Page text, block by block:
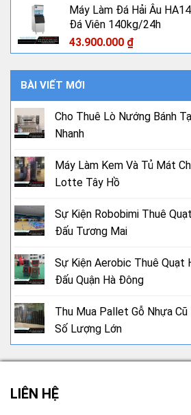
là:
14.500.000
Máy Làm Đá Hải Âu
Đá Viên 140kg/24h
43.900.000 ₫
BÀI VIẾT MỚI
Cho Thuê Lò Nướng Bánh
Nhanh
Máy Làm Kem Và Tủ Mát
Lotte Tây Hồ
Sự Kiện Robobimi Thuê
Đấu Tương Mai
Sự Kiện Aerobic Thuê Quạt
Đấu Quận Hà Đông
Thu Mua Pallet Gỗ Nhựa Cũ
Số Lượng Lớn
LIÊN HỆ